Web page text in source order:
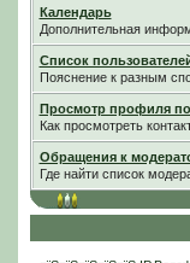
Календарь
Дополнительная
Список
Пояснение к разным
Просмотр профиля
Как просмотреть
Обращения к
Где найти список